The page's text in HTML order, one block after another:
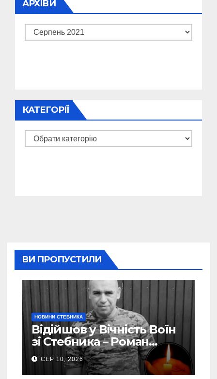
АРХІВИ
Архіви
КАТЕГОРІЇ
Категорії
ВИ ПРОПУСТИЛИ
НОВИНИ СТЕБНИКА
Відійшов у Вічність Воїн
зі Стебника – Роман
Кучера
СЕР 10, 2026